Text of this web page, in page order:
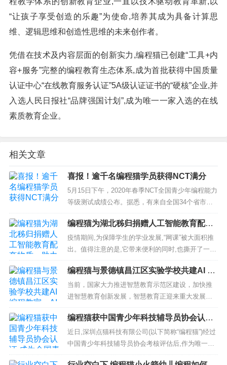
“让孩子享受创造的乐趣”为使命,培养其成为具备计算思
维、逻辑思维和创造性思维的未来创作者。
凭借在技术及内容层面的创新实力,编程猫已创建“工具+内
容+服务”完整的编程教育生态体系,成为首批获得中国质量
认证中心“在线教育服务认证”5A级认证证书的“硬核”企业,并
入选人民日报社“品牌强国计划”,成为唯一一家入选的在线
素质教育企业。
相关文章
喜报！逾千名编程猫学员获得NCT满分
5月15日下午，2020年春季NCT全国青少年编程能力
等级测试成绩公布。据悉，有来自全国34个省市自
治区、港澳台及加拿大、美国、新加坡等地区上万
名考生参加了本次考试。 NCT全国青少年编...
编程猫为湖北秭归捐赠人工智能教育配套
物质，助力山区教育
疫情期间,为保障学生的学业发展,“网课”被大面积推
出。值得注意的是,它带来便利的同时,也撕开了一道
口子,让我们窥见了城乡教育资源的鸿沟。 目前,“特
别...
编程猫与景德镇昌江区实验学校共建AI 编
程教室，AI 双师课堂助力智慧教育创新发
展
当前，国家大力推进智慧教育示范区建设，加快推
进智慧教育创新发展，智慧教育正迎来重大发展机
遇。 近期，景德镇市四套领导班子积极响应国家
号召，携浏阳市5所学校的领导与老师们，参...
编程猫获中国青少年科技辅导员协会认证,
成为全国青少年科技辅导员培训基地
近日,深圳点猫科技有限公司(以下简称“编程猫”)经过
中国青少年科技辅导员协会考核评估后,作为唯一一
家少儿编程教育公司,正式成为“全国青少年科技辅导